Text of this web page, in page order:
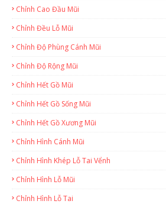
Chỉnh Cao Đầu Mũi
Chỉnh Đều Lỗ Mũi
Chỉnh Độ Phùng Cánh Mũi
Chỉnh Độ Rộng Mũi
Chỉnh Hết Gồ Mũi
Chỉnh Hết Gồ Sống Mũi
Chỉnh Hết Gồ Xương Mũi
Chỉnh Hình Cánh Mũi
Chỉnh Hình Khép Lỗ Tai Vểnh
Chỉnh Hình Lỗ Mũi
Chỉnh Hình Lỗ Tai